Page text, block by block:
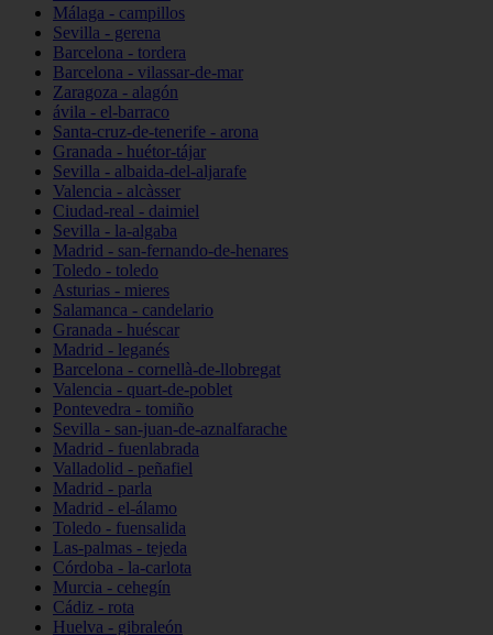
Málaga - campillos
Sevilla - gerena
Barcelona - tordera
Barcelona - vilassar-de-mar
Zaragoza - alagón
ávila - el-barraco
Santa-cruz-de-tenerife - arona
Granada - huétor-tájar
Sevilla - albaida-del-aljarafe
Valencia - alcàsser
Ciudad-real - daimiel
Sevilla - la-algaba
Madrid - san-fernando-de-henares
Toledo - toledo
Asturias - mieres
Salamanca - candelario
Granada - huéscar
Madrid - leganés
Barcelona - cornellà-de-llobregat
Valencia - quart-de-poblet
Pontevedra - tomiño
Sevilla - san-juan-de-aznalfarache
Madrid - fuenlabrada
Valladolid - peñafiel
Madrid - parla
Madrid - el-álamo
Toledo - fuensalida
Las-palmas - tejeda
Córdoba - la-carlota
Murcia - cehegín
Cádiz - rota
Huelva - gibraleón